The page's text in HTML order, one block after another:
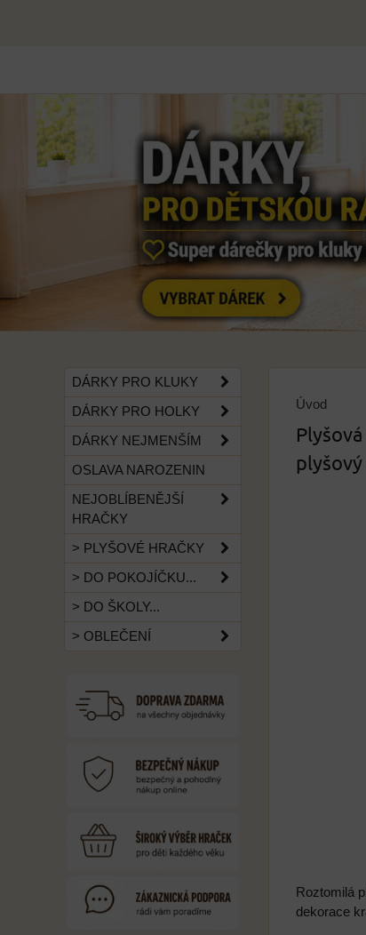
Úvod
Roztomilá
dekorace
DÁRKY PRO KLUKY
DÁRKY PRO HOLKY
DÁRKY NEJMENŠÍM
OSLAVA NAROZENIN
NEJOBLÍBENĚJŠÍ
HRAČKY
> PLYŠOVÉ HRAČKY
> DO POKOJÍČKU...
> DO ŠKOLY...
> OBLEČENÍ